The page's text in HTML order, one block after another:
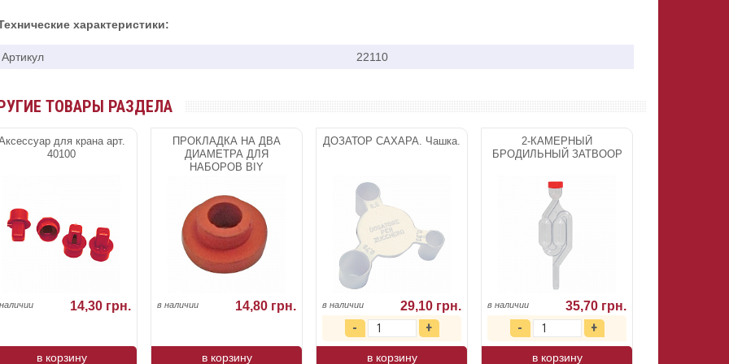
характеристики:
Артикул 22110
ТОВАРЫ РАЗДЕЛА
для крана арт.
40100
14,30 грн.
в корзину
ПРОКЛАДКА НА ДВА
ДИАМЕТРА ДЛЯ
НАБОРОВ BIY
в наличии 14,80 грн.
в корзину
ДОЗАТОР САХАРА. Чашка.
в наличии 29,10 грн.
в корзину
2-КАМЕРНЫЙ
БРОДИЛЬНЫЙ ЗАТВООР
в наличии 35,70 грн.
в корзину